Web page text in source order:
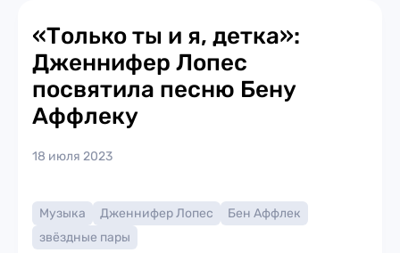
«Только ты и я, детка»:
Дженнифер Лопес
посвятила песню Бену
Аффлеку
18 июля 2023
Музыка Дженнифер Лопес
Бен Аффлек
звёздные пары